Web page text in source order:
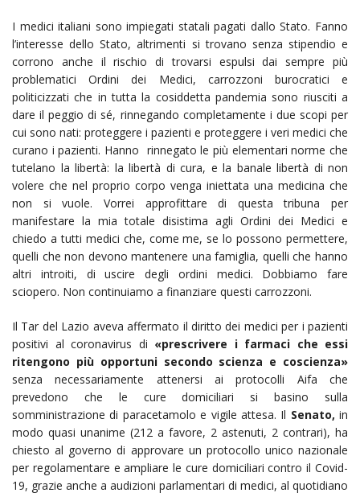
I medici italiani sono impiegati statali pagati dallo Stato. Fanno
l’interesse dello Stato, altrimenti si trovano senza stipendio e
corrono anche il rischio di trovarsi espulsi dai sempre più
problematici Ordini dei Medici, carrozzoni burocratici e
politicizzati che in tutta la cosiddetta pandemia sono riusciti a
dare il peggio di sé, rinnegando completamente i due scopi per
cui sono nati: proteggere i pazienti e proteggere i veri medici che
curano i pazienti. Hanno rinnegato le più elementari norme che
tutelano la libertà: la libertà di cura, e la banale libertà di non
volere che nel proprio corpo venga iniettata una medicina che
non si vuole. Vorrei approfittare di questa tribuna per
manifestare la mia totale disistima agli Ordini dei Medici e
chiedo a tutti medici che, come me, se lo possono permettere,
quelli che non devono mantenere una famiglia, quelli che hanno
altri introiti, di uscire degli ordini medici. Dobbiamo fare
sciopero. Non continuiamo a finanziare questi carrozzoni.
Il Tar del Lazio aveva affermato il diritto dei medici per i pazienti
positivi al coronavirus di «prescrivere i farmaci che essi
ritengono più opportuni secondo scienza e coscienza»
senza necessariamente attenersi ai protocolli Aifa che
prevedono che le cure domiciliari si basino sulla
somministrazione di paracetamolo e vigile attesa. Il Senato, in
modo quasi unanime (212 a favore, 2 astenuti, 2 contrari), ha
chiesto al governo di approvare un protocollo unico nazionale
per regolamentare e ampliare le cure domiciliari contro il Covid-
19, grazie anche a audizioni parlamentari di medici, al quotidiano